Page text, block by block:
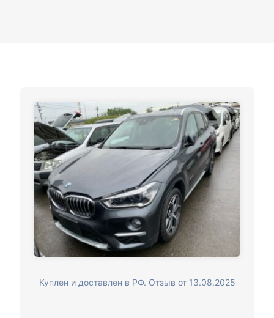
Куплен и доставлен в РФ. Отзыв от 13.08.2025